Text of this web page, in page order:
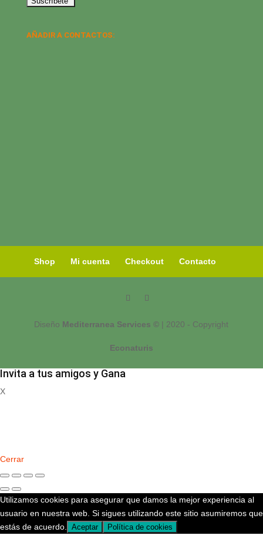
AÑADIR A CONTACTOS:
Shop Mi cuenta Checkout Contacto
Diseño Mediterranea Services © | 2020 - Copyright
Econaturis
Invita a tus amigos y Gana
X
Cerrar
Utilizamos cookies para asegurar que damos la mejor experiencia al
usuario en nuestra web. Si sigues utilizando este sitio asumiremos que
estás de acuerdo.
Aceptar Política de cookies